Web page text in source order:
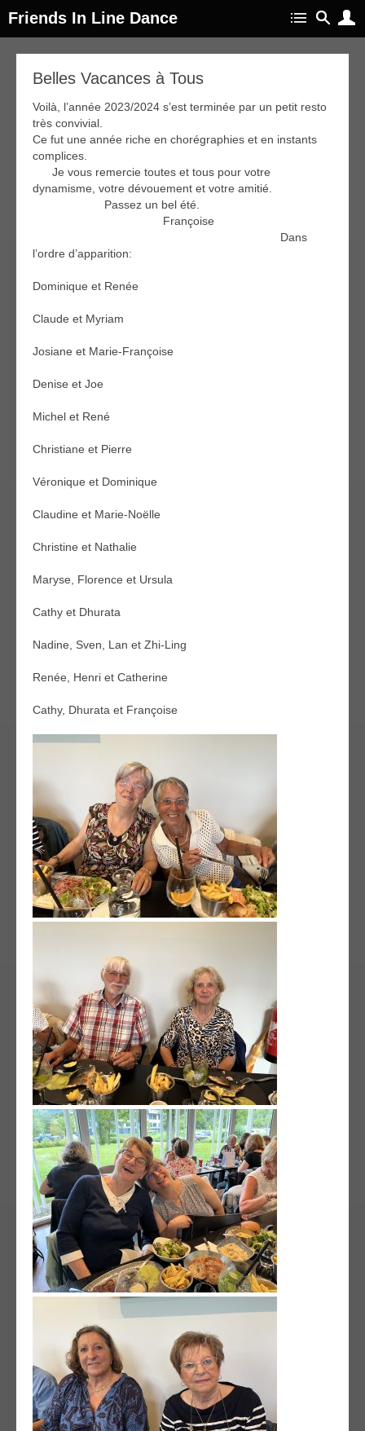
Friends In Line Dance
Belles Vacances à Tous
Voilà, l’année 2023/2024 s’est terminée par un petit resto
très convivial.
Ce fut une année riche en chorégraphies et en instants
complices.
Je vous remercie toutes et tous pour votre
dynamisme, votre dévouement et votre amitié.
Passez un bel été.
Françoise
Dans
l’ordre d’apparition:
Dominique et Renée
Claude et Myriam
Josiane et Marie-Françoise
Denise et Joe
Michel et René
Christiane et Pierre
Véronique et Dominique
Claudine et Marie-Noëlle
Christine et Nathalie
Maryse, Florence et Ursula
Cathy et Dhurata
Nadine, Sven, Lan et Zhi-Ling
Renée, Henri et Catherine
Cathy, Dhurata et Françoise